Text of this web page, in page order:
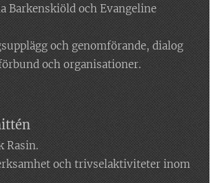
Barkenskiöld och Evangeline
och genomförande, dialog
och organisationer.
Rasin.
och trivselaktiviteter inom